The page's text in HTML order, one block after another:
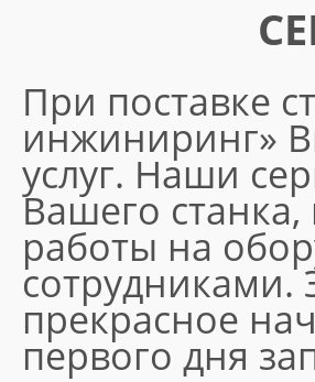
При поставке
инжиниринг»
услуг. Наши
Вашего
работы на
сотрудниками.
прекрасное
первого дня